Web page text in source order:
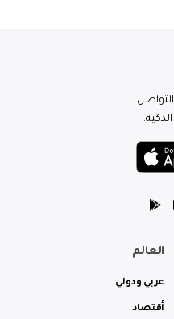
العالم
عربي ودولي
أقتصاد